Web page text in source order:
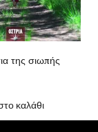
της σιωπής
καλάθι